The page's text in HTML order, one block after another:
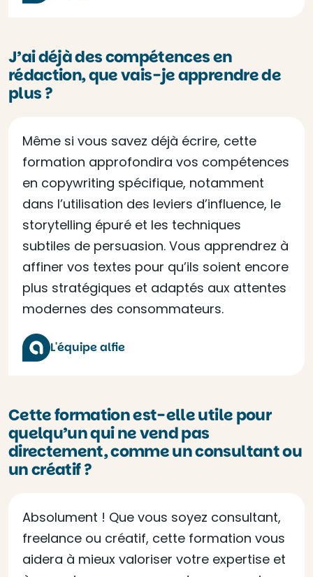
J’ai déjà des compétences en
rédaction, que vais-je apprendre de
plus ?
Même si vous savez déjà écrire, cette
formation approfondira vos compétences
en copywriting spécifique, notamment
dans l’utilisation des leviers d’influence, le
storytelling épuré et les techniques
subtiles de persuasion. Vous apprendrez à
affiner vos textes pour qu’ils soient encore
plus stratégiques et adaptés aux attentes
modernes des consommateurs.
L'équipe alfie
Cette formation est-elle utile pour
quelqu’un qui ne vend pas
directement, comme un consultant ou
un créatif ?
Absolument ! Que vous soyez consultant,
freelance ou créatif, cette formation vous
aidera à mieux valoriser votre expertise et